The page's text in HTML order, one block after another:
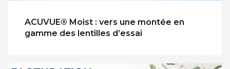
ACUVUE® Moist : vers une montée en
gamme des lentilles d’essai